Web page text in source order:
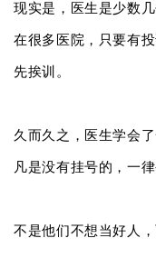
现实是，医生是少数
在很多医院，只要有
先挨训。
久而久之，医生学会了
凡是没有挂号的，一律
不是他们不想当好人